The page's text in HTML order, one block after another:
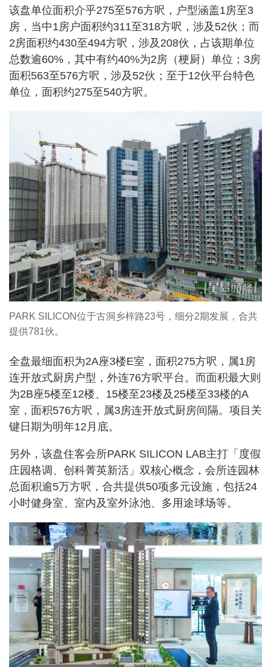
该盘单位面积介乎275至576方呎，户型涵盖1房至3
房，当中1房户面积约311至318方呎，涉及52伙；而
2房面积约430至494方呎，涉及208伙，占该期单位
总数逾60%，其中有约40%为2房（梗厨）单位；3房
面积563至576方呎，涉及52伙；至于12伙平台特色
单位，面积约275至540方呎。
PARK SILICON位于古洞乡梓路23号，细分2期发展，合共
提供781伙。
全盘最细面积为2A座3楼E室，面积275方呎，属1房
连开放式厨房户型，外连76方呎平台。而面积最大则
为2B座5楼至12楼、15楼至23楼及25楼至33楼的A
室，面积576方呎，属3房连开放式厨房间隔。项目关
键日期为明年12月底。
另外，该盘住客会所PARK SILICON LAB主打「度假
庄园格调、创科菁英新活」双核心概念，会所连园林
总面积逾5万方呎，合共提供50项多元设施，包括24
小时健身室、室内及室外泳池、多用途球场等。